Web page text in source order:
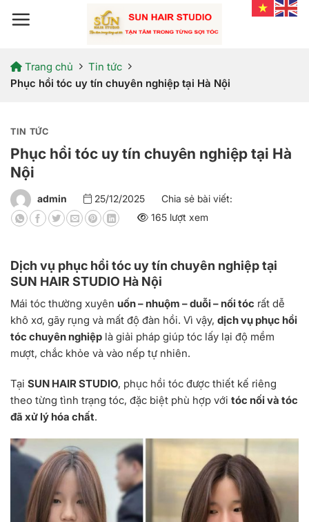
qua
Trang chủ
Tin tức
Phục hồi tóc uy tín chuyên nghiệp tại Hà Nội
TIN TỨC
Phục hồi tóc uy tín chuyên nghiệp tại Hà
Nội
admin 25/12/2025
Chia sẻ bài viết:
165 lượt xem
Dịch vụ phục hồi tóc uy tín chuyên nghiệp tại
SUN HAIR STUDIO Hà Nội
Mái tóc thường xuyên uốn – nhuộm – duỗi – nối tóc rất dễ
khô xơ, gãy rụng và mất độ đàn hồi. Vì vậy, dịch vụ phục hồi
tóc chuyên nghiệp là giải pháp giúp tóc lấy lại độ mềm
mượt, chắc khỏe và vào nếp tự nhiên.
Tại SUN HAIR STUDIO, phục hồi tóc được thiết kế riêng
theo từng tình trạng tóc, đặc biệt phù hợp với tóc nối và tóc
đã xử lý hóa chất.